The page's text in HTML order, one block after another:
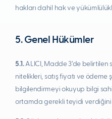
hakları dahil hak ve
5. Genel Hükümler
5.1.ALICI, Madde 3’de belirtilen
nitelikleri, satış fiyatı ve ödeme
bilgilendirmeyi okuyup bilgi
ortamda gerekli teyidi